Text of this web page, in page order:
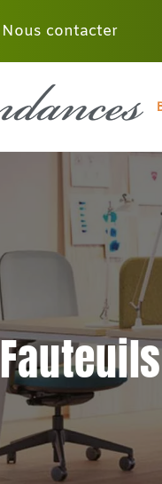
Nous contacter